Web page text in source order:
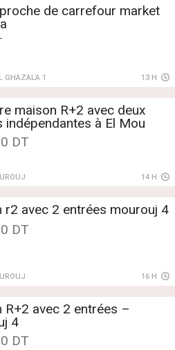
de carrefour market
GHAZALA 1
13 H
maison R+2 avec deux
indépendantes à El Mou
DT
14 H
r2 avec 2 entrées mourouj 4
DT
16 H
R+2 avec 2 entrées –
4
DT